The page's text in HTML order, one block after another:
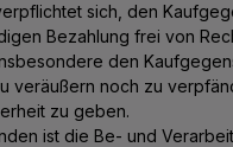
sich, den
Bezahlung frei von
den
veräußern noch zu
zu geben.
ist die Be- und